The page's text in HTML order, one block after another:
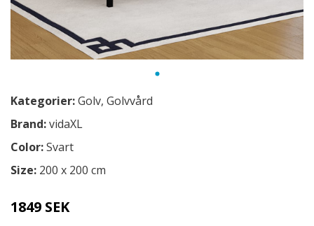
Kategorier:Golv, Golvvård
Brand:vidaXL
Color:Svart
Size: 200 x 200 cm
1849 SEK